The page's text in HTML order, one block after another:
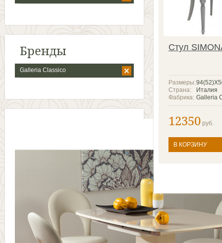
Бренды
Galleria Classico
Стул
Размеры:
Италия
Страна:
Galleria
Фабрика:
12350 руб.
В КОРЗИНУ